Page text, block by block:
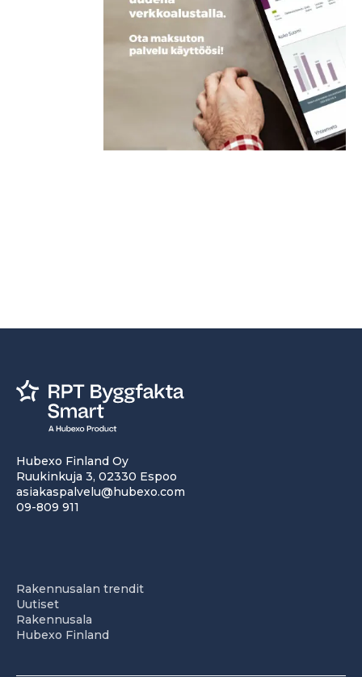
Hubexo Finland Oy
Ruukinkuja 3, 02330 Espoo
asiakaspalvelu@hubexo.com
09-809 911
Rakennusalan trendit
Uutiset
Rakennusala
Hubexo Finland